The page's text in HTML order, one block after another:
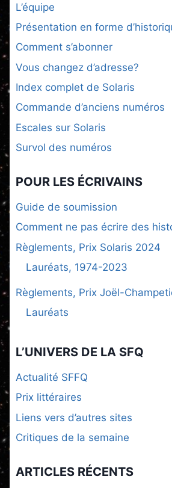
L’équipe
Présentation en forme
Comment s’abonner
Vous changez d’adresse?
Index complet de Solaris
Commande d’anciens numéros
Escales sur Solaris
Survol des numéros
POUR LES ÉCRIVAINS
Guide de soumission
Comment ne pas écrire des
Règlements, Prix Solaris 2024
Lauréats, 1974-2023
Règlements, Prix Joël-
Lauréats
L’UNIVERS DE LA SFQ
Actualité SFFQ
Prix littéraires
Liens vers d’autres sites
Critiques de la semaine
ARTICLES RÉCENTS